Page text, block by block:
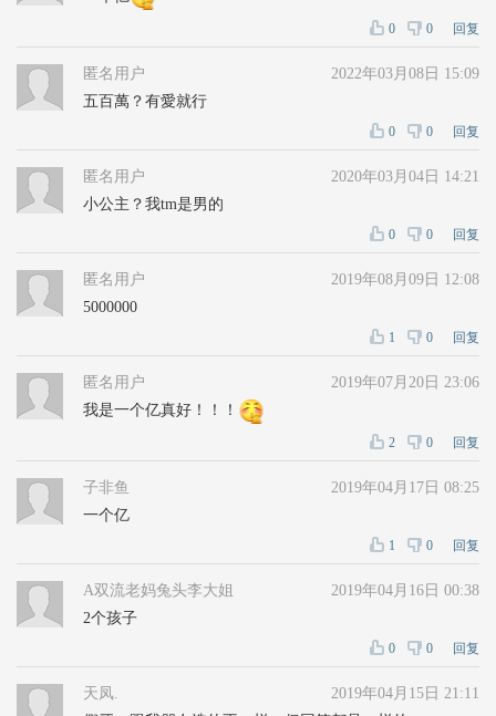
0 0 回复
匿名用户
2022年03月08日 15:09
五百萬？有愛就行
0 0 回复
匿名用户
2020年03月04日 14:21
小公主？我tm是男的
0 0 回复
匿名用户
2019年08月09日 12:08
5000000
1 0 回复
匿名用户
2019年07月20日 23:06
我是一个亿真好！！！
2 0 回复
子非鱼
2019年04月17日 08:25
一个亿
1 0 回复
A双流老妈兔头李大姐
2019年04月16日 00:38
2个孩子
0 0 回复
天凤.
2019年04月15日 21:11